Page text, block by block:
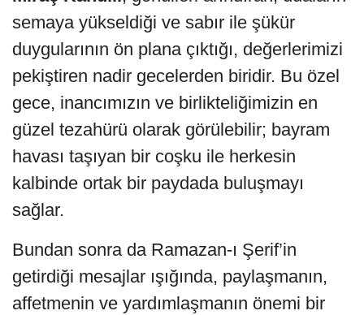
semaya yükseldiği ve sabır ile şükür
duygularının ön plana çıktığı, değerlerimizi
pekiştiren nadir gecelerden biridir. Bu özel
gece, inancımızın ve birlikteliğimizin en
güzel tezahürü olarak görülebilir; bayram
havası taşıyan bir coşku ile herkesin
kalbinde ortak bir paydada buluşmayı
sağlar.
Bundan sonra da Ramazan-ı Şerif’in
getirdiği mesajlar ışığında, paylaşmanın,
affetmenin ve yardımlaşmanın önemi bir